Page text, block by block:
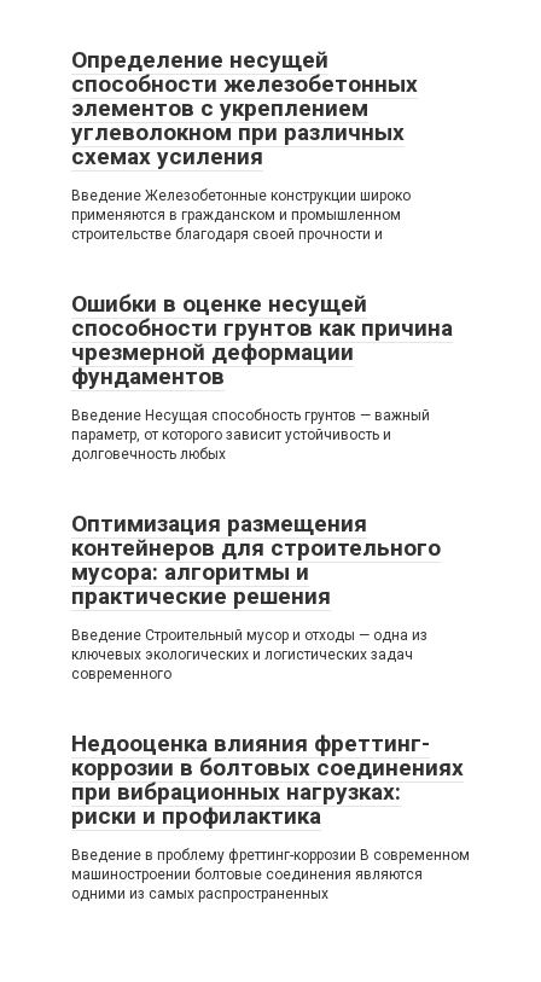
Определение несущей
способности железобетонных
элементов с укреплением
углеволокном при различных
схемах усиления
Введение Железобетонные конструкции широко
применяются в гражданском и промышленном
строительстве благодаря своей прочности и
Ошибки в оценке несущей
способности грунтов как причина
чрезмерной деформации
фундаментов
Введение Несущая способность грунтов — важный
параметр, от которого зависит устойчивость и
долговечность любых
Оптимизация размещения
контейнеров для строительного
мусора: алгоритмы и
практические решения
Введение Строительный мусор и отходы — одна из
ключевых экологических и логистических задач
современного
Недооценка влияния фреттинг-
коррозии в болтовых соединениях
при вибрационных нагрузках:
риски и профилактика
Введение в проблему фреттинг-коррозии В современном
машиностроении болтовые соединения являются
одними из самых распространенных